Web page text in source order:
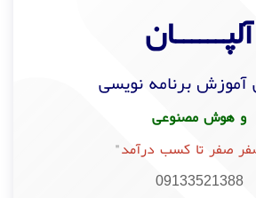
آلپــــــان
آموزش برنامه نویسی
و هوش مصنوعی
صفر تا کسب درآمد"
09133521388